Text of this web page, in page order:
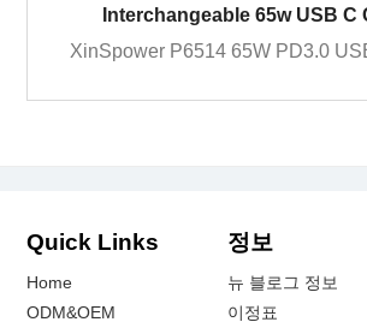
Interchangeable 65w USB C
XinSpower P6514 65W PD3.0
Quick Links
Home
ODM&OEM
정보
뉴 블로그 정보
이정표